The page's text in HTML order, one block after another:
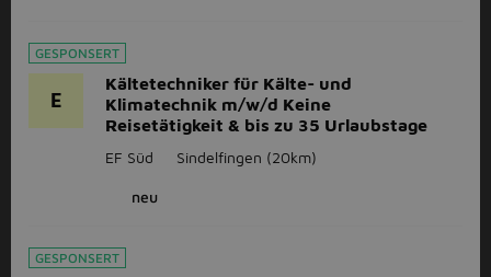
GESPONSERT
E
Kältetechniker für Kälte- und
Klimatechnik m/w/d Keine
Reisetätigkeit & bis zu 35 Urlaubstage
EF Süd Sindelfingen (20km)
neu
GESPONSERT